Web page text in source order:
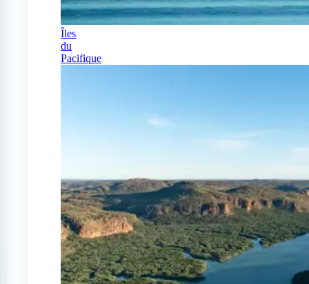
Îles
du
Pacifique